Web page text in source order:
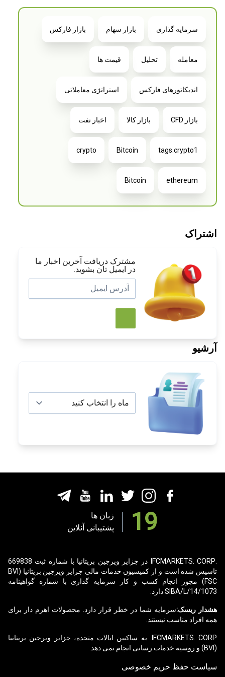
سرمایه گذاری بازار سهام بازار فارکس
معامله تحلیل قیمت ها
اندیکاتورهای فارکس استراتژی معاملاتی
بازار CFD بازار کالا اخبار نفت
tags.crypto1
Bitcoin
crypto
ethereum
Bitcoin
اشتراک
مشترک دریافت آخرین اخبار ما
در ایمیل تان بشوید.
آرشیو
19
زبان ها
پشتیبانی آنلاین
.IFCMARKETS. CORP در جزایر ویرجین بریتانیا با شماره ثبت 669838
تاسیس شده است و از کمیسیون خدمات مالی جزایر ویرجین بریتانیا (BVI
FSC) مجوز انجام کسب و کار سرمایه گذاری با
شماره گواهینامه
SIBA/L/14/1073دارد.
هشدار ریسک:سرمایه شما در خطر قرار دارد. محصولات اهرم دار برای
همه افراد مناسب نیستند.
IFCMARKETS. CORP. به ساکنین ایالات متحده، جزایر ویرجین بریتانیا
(BVI) و روسیه خدمات رسانی انجام نمی دهد.
سیاست حفظ حریم خصوصی